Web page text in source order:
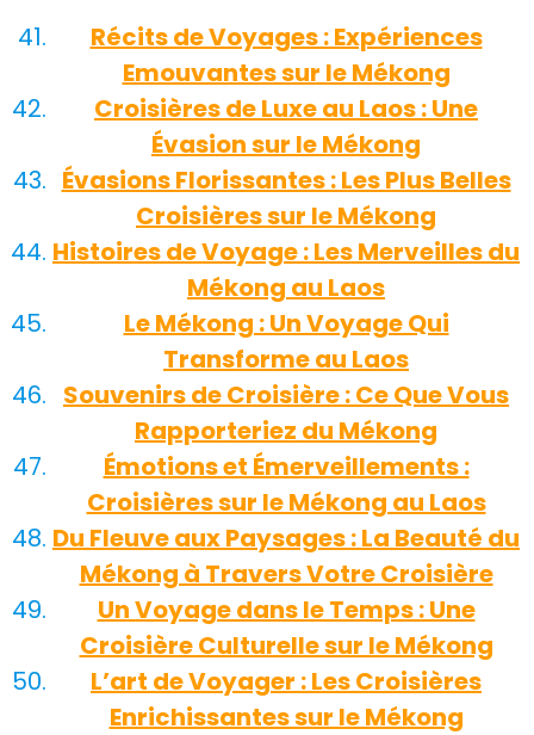
Récits de Voyages : Expériences
Emouvantes sur le Mékong
Croisières de Luxe au Laos : Une
Évasion sur le Mékong
Évasions Florissantes : Les Plus Belles
Croisières sur le Mékong
Histoires de Voyage : Les Merveilles du
Mékong au Laos
Le Mékong : Un Voyage Qui
Transforme au Laos
Souvenirs de Croisière : Ce Que Vous
Rapporteriez du Mékong
Émotions et Émerveillements :
Croisières sur le Mékong au Laos
Du Fleuve aux Paysages : La Beauté du
Mékong à Travers Votre Croisière
Un Voyage dans le Temps : Une
Croisière Culturelle sur le Mékong
L’art de Voyager : Les Croisières
Enrichissantes sur le Mékong